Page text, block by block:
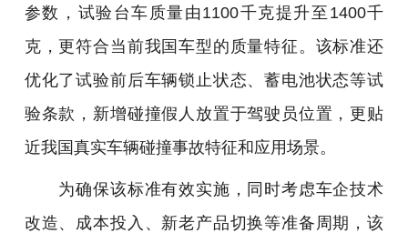
参数，试验台车质量由1100千克提升至1400千
克，更符合当前我国车型的质量特征。该标准还
优化了试验前后车辆锁止状态、蓄电池状态等试
验条款，新增碰撞假人放置于驾驶员位置，更贴
近我国真实车辆碰撞事故特征和应用场景。
为确保该标准有效实施，同时考虑车企技术
改造、成本投入、新老产品切换等准备周期，该